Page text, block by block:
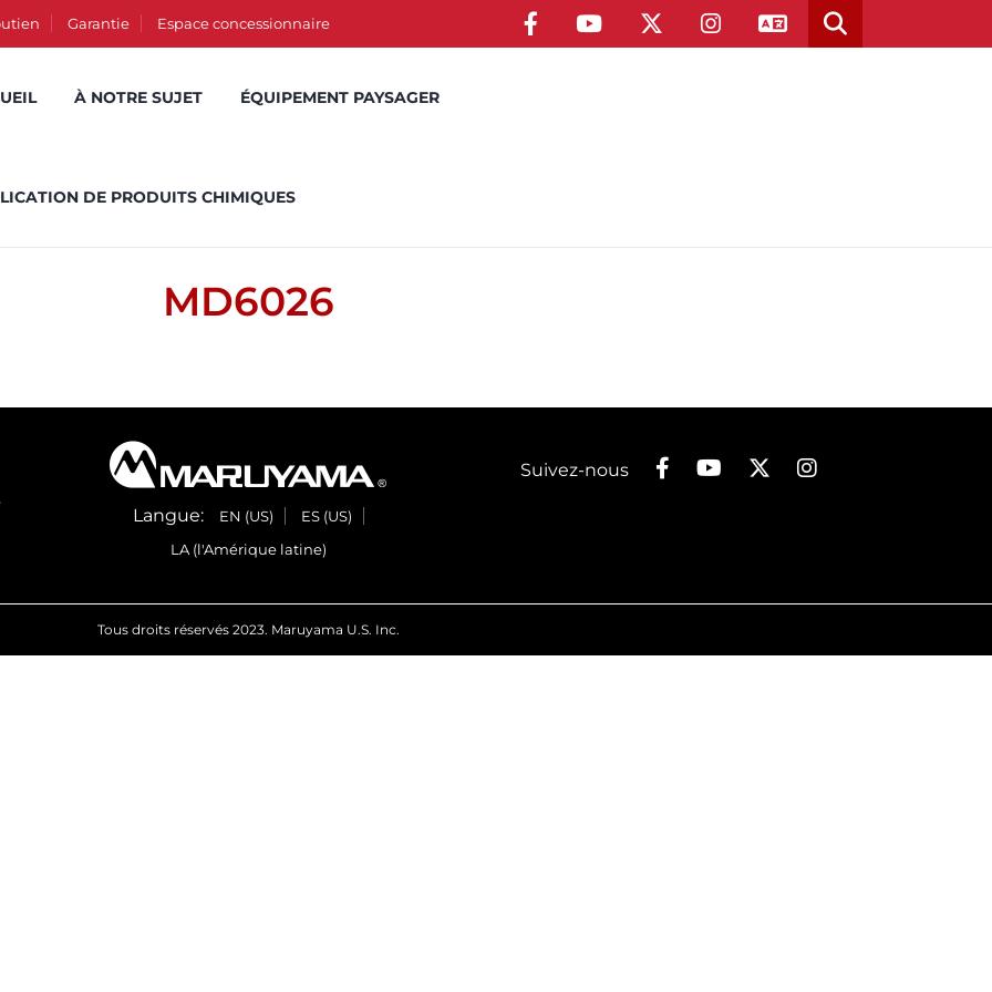
Garantie Espace concessionnaire
À NOTRE SUJET ÉQUIPEMENT PAYSAGER
DE PRODUITS CHIMIQUES
MD6026
Langue: EN (US)
ES (US)
LA (l'Amérique latine)
Suivez-nous
Tous droits réservés 2023. Maruyama U.S. Inc.